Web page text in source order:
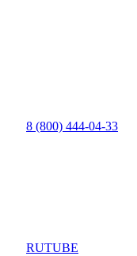
8 (800) 444-04-33
RUTUBE